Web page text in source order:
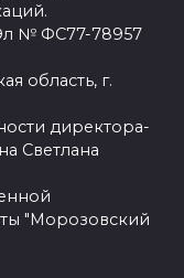
№ ФС77-78957
область, г.
директора-
Светлана
"Морозовский